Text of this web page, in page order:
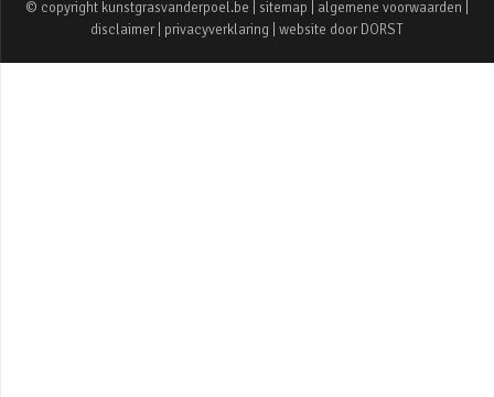
© copyright kunstgrasvanderpoel.be | sitemap algemene voorwaarden
disclaimer
privacyverklaring | website door DORST